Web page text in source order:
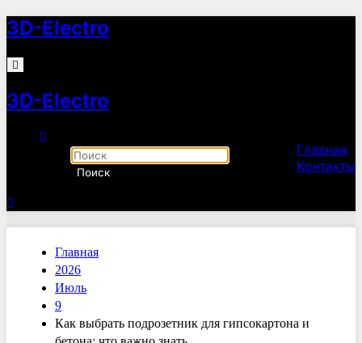
Перейти
к
содержимому
3D-Electro
3D-Electro
Главная
Контакты
Главная
2026
Июль
9
Как выбрать подрозетник для гипсокартона и